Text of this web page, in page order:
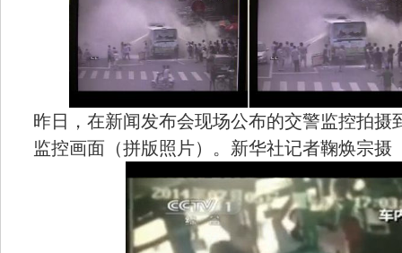
昨日，在新闻发布会现场公布的交警监控拍摄
监控画面（拼版照片）。新华社记者鞠焕宗摄